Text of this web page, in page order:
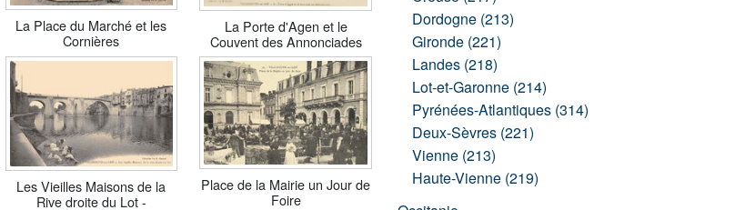
La Place du Marché et les
Cornières
La Porte d'Agen et le
Couvent des Annonciades
Les Vieilles Maisons de la
Rive droite du Lot -
Place de la Mairie un Jour de
Foire
Dordogne (213)
Gironde (221)
Landes (218)
Lot-et-Garonne (214)
Pyrénées-Atlantiques (314)
Deux-Sèvres (221)
Vienne (213)
Haute-Vienne (219)